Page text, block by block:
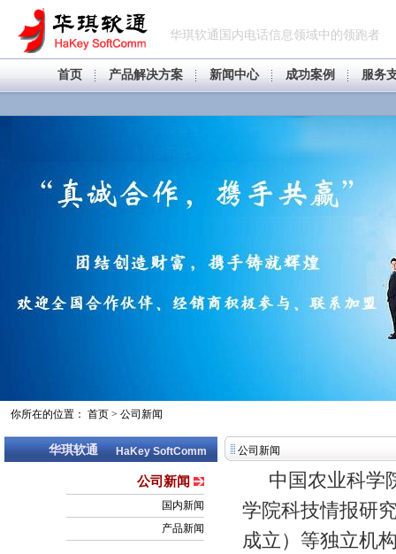
华琪软通国内电话信息领域中的领跑者
首页 产品解决方案 新闻中心 成功案例 服务
你所在的位置： 首页 > 公司新闻
华琪软通 HaKey SoftComm
公司新闻
国内新闻
产品新闻
公司新闻
中国农业科学
学院科技情报研
成立）等独立机